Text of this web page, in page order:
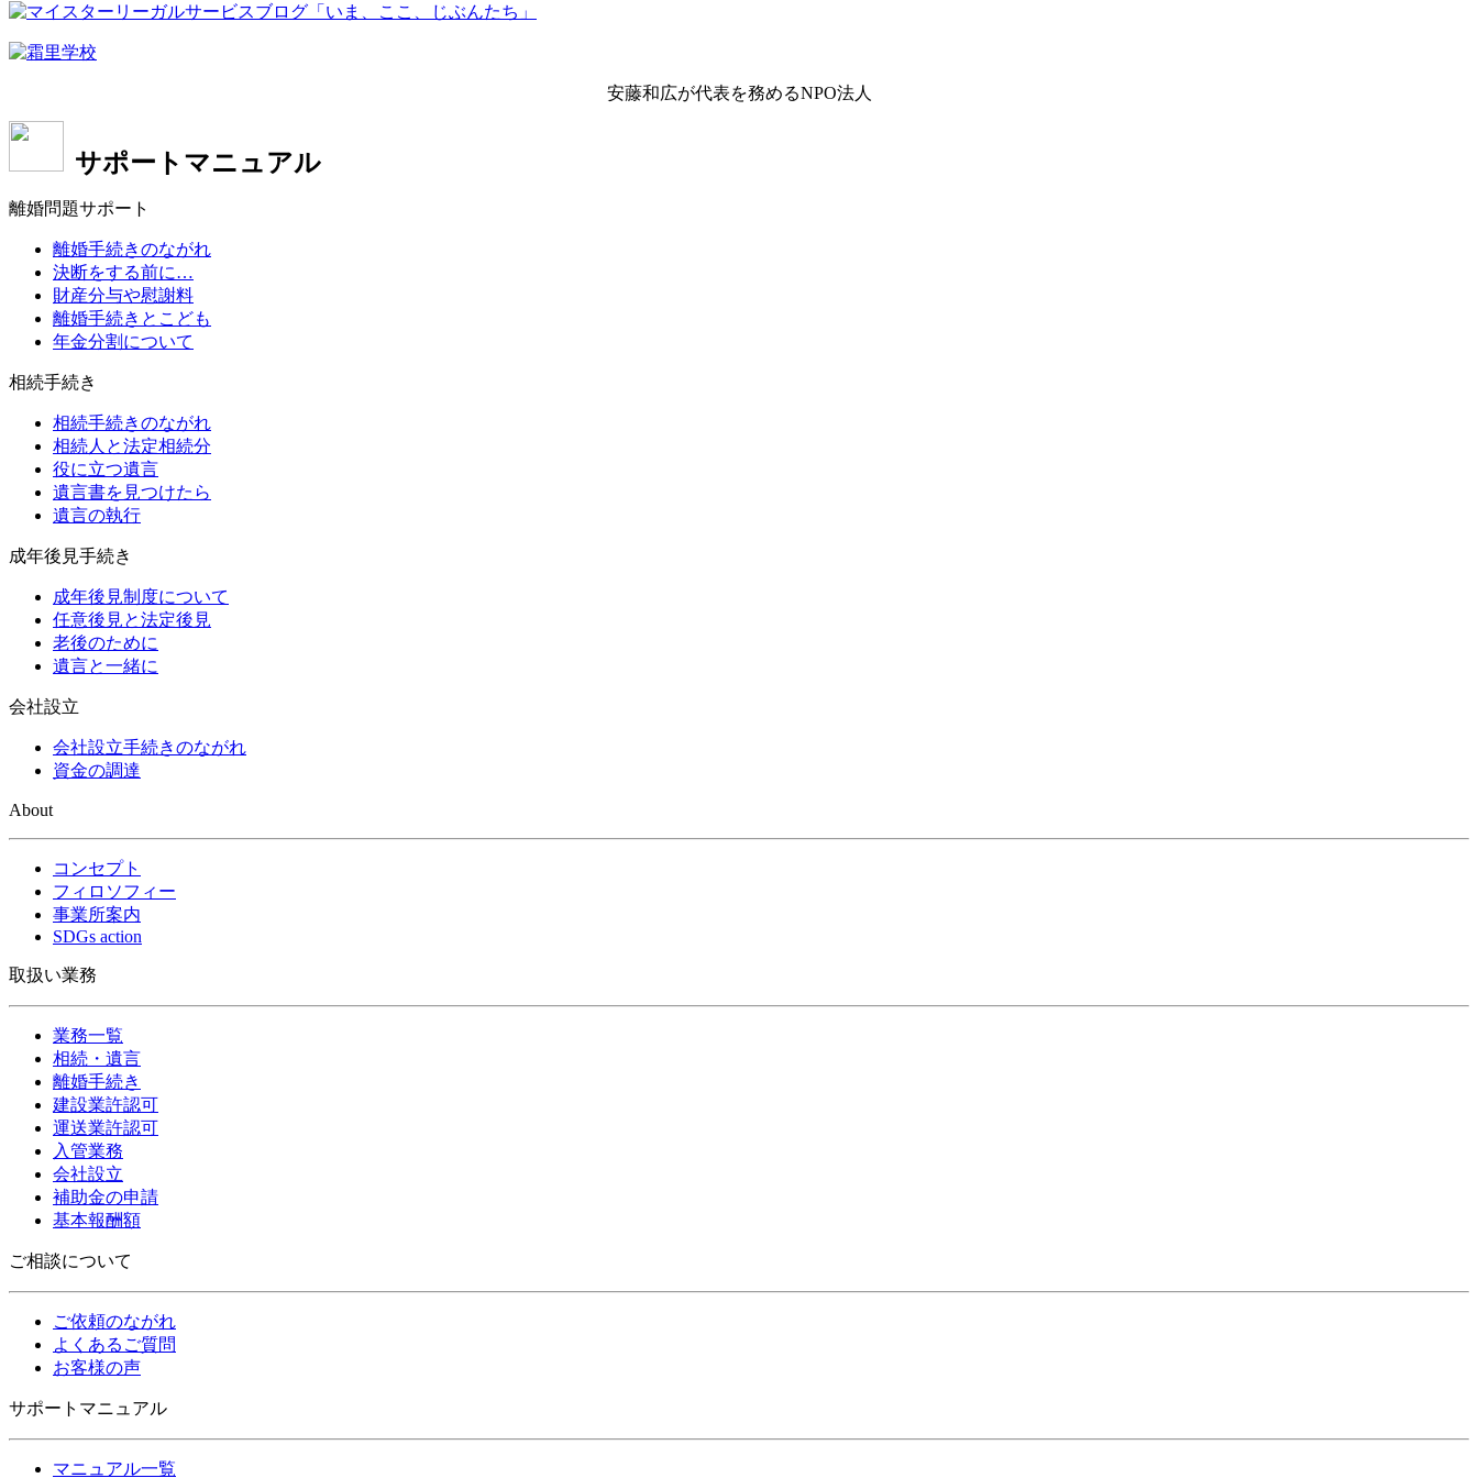
安藤和広が代表を務めるNPO法人
サポートマニュアル
離婚問題サポート
離婚手続きのながれ
決断をする前に…
財産分与や慰謝料
離婚手続きとこども
年金分割について
相続手続き
相続手続きのながれ
相続人と法定相続分
役に立つ遺言
遺言書を見つけたら
遺言の執行
成年後見手続き
成年後見制度について
任意後見と法定後見
老後のために
遺言と一緒に
会社設立
会社設立手続きのながれ
資金の調達
About
コンセプト
フィロソフィー
事業所案内
SDGs action
取扱い業務
業務一覧
相続・遺言
離婚手続き
建設業許認可
運送業許認可
入管業務
会社設立
補助金の申請
基本報酬額
ご相談について
ご依頼のながれ
よくあるご質問
お客様の声
サポートマニュアル
マニュアル一覧